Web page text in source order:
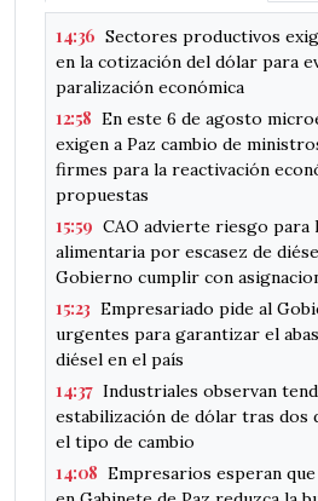
14:36 Sectores productivos
en la cotización del dólar para
paralización económica
12:58 En este 6 de agosto
exigen a Paz cambio de
firmes para la reactivación
propuestas
15:59 CAO advierte riesgo para
alimentaria por escasez de
Gobierno cumplir con
15:23 Empresariado pide al
urgentes para garantizar el
diésel en el país
14:37 Industriales observan
estabilización de dólar tras dos
el tipo de cambio
14:08 Empresarios esperan